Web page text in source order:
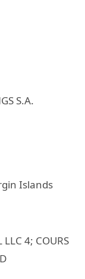
S.A.
Islands
LLC 4; COURS